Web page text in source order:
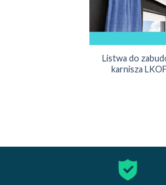
Listwa do
karnisza